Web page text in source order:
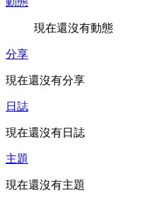
現在還沒有動態
分享
現在還沒有分享
日誌
現在還沒有日誌
主題
現在還沒有主題